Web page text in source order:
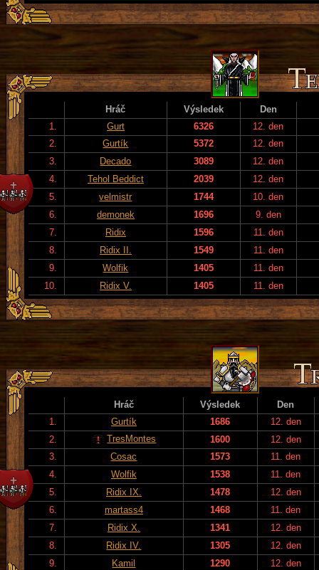
Hráč Výsledek
Den
1.
Gurt 6326
12. den
2.
Gurtík 5372
12. den
3.
Decado 3089
12. den
4.
Tehol Beddict 2039
12. den
5.
velmistr 1744
10. den
6.
demonek 1696
9. den
7.
Ridix 1596
11. den
8.
Ridix II. 1549
11. den
9.
Wolfik 1405
11. den
10.
Ridix V. 1405 11. den
Hráč Výsledek
Den
1.
Gurtík 1686
12. den
2.
TresMontes 1600
12. den
3.
Cosac 1573
11. den
4.
Wolfik 1538
11. den
5.
Ridix IX. 1478
12. den
6.
martass4 1468
11. den
7.
Ridix X. 1341
12. den
8.
Ridix IV. 1305
12. den
9.
Kamil 1290
12. den